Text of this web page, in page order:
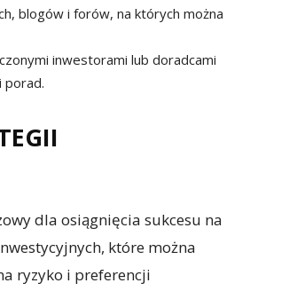
blogów i forów, na których można
inwestorami lub doradcami
porad.
dla osiągnięcia sukcesu na
które można
ryzyko i preferencji